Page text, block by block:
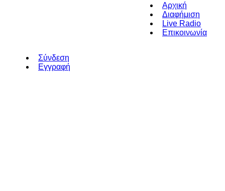
Αρχική
Διαφήμιση
Live Radio
Επικοινωνία
Σύνδεση
Εγγραφή